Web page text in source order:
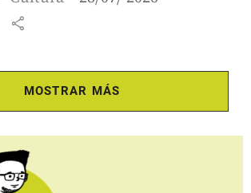
share
MOSTRAR MÁS